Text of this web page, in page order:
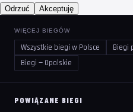
Odrzuć Akceptuję
WIĘCEJ BIEGÓW
Wszystkie biegi w Polsce Biegi
Biegi — Opolskie
POWIĄZANE BIEGI